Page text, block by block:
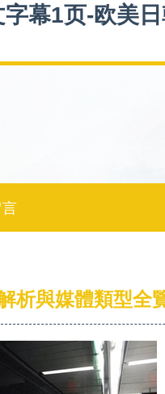
幕1页-欧美
析與媒體類型全